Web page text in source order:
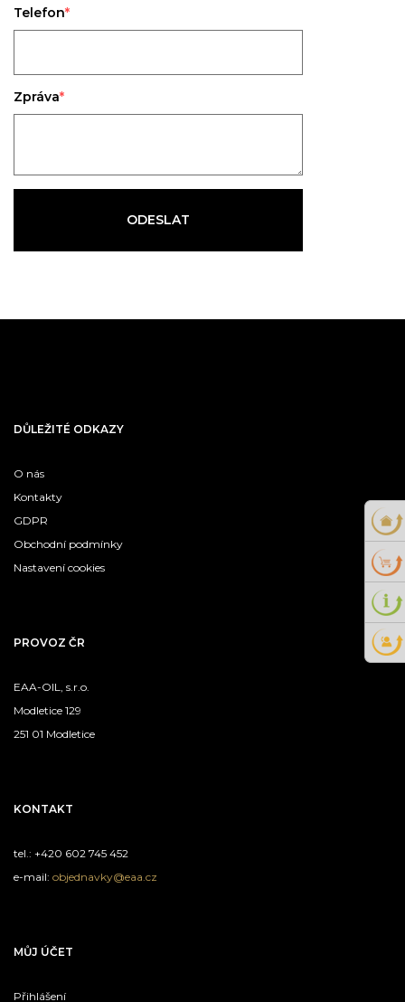
Telefon
Zpráva
ODESLAT
DŮLEŽITÉ ODKAZY
O nás
Kontakty
GDPR
Obchodní podmínky
Nastavení cookies
PROVOZ ČR
EAA-OIL, s.r.o.
Modletice 129
251 01 Modletice
KONTAKT
tel.: +420 602 745 452
e-mail: objednavky@eaa.cz
MŮJ ÚČET
Přihlášení